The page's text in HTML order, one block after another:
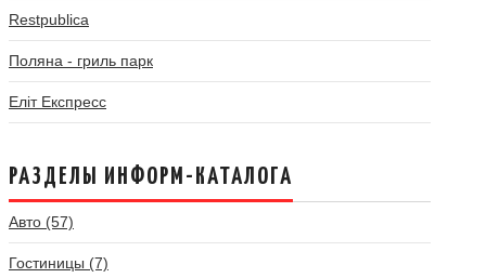
Restpublica
Поляна - гриль парк
Еліт Експресс
РАЗДЕЛЫ ИНФОРМ-КАТАЛОГА
Авто (57)
Гостиницы (7)